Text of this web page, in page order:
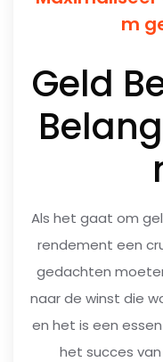
m
Geld
Als het gaat om
rendement een
gedachten
naar de winst die
en het is een
het succes